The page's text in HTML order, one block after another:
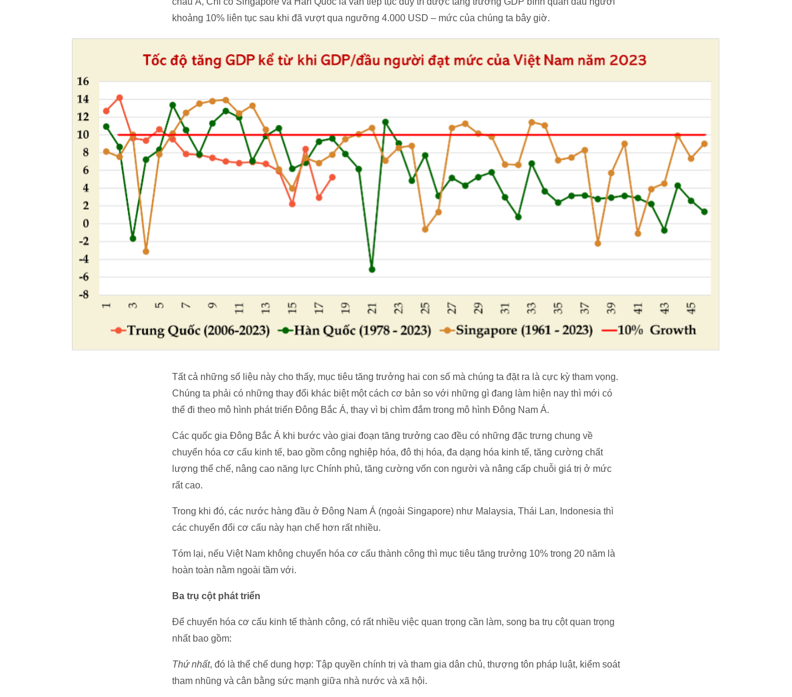
khoảng 10% liên tục sau khi đã vượt qua ngưỡng 4.000 USD – mức của chúng ta bây giờ.
Tất cả những số liệu này cho thấy, mục tiêu tăng trưởng hai con số mà chúng ta đặt ra là cực kỳ tham vọng.
Chúng ta phải có những thay đổi khác biệt một cách cơ bản so với những gì đang làm hiện nay thì mới có
thể đi theo mô hình phát triển Đông Bắc Á, thay vì bị chìm đắm trong mô hình Đông Nam Á.
Các quốc gia Đông Bắc Á khi bước vào giai đoạn tăng trưởng cao đều có những đặc trưng chung về
chuyển hóa cơ cấu kinh tế, bao gồm công nghiệp hóa, đô thị hóa, đa dạng hóa kinh tế, tăng cường chất
lượng thể chế, nâng cao năng lực Chính phủ, tăng cường vốn con người và nâng cấp chuỗi giá trị ở mức
rất cao.
Trong khi đó, các nước hàng đầu ở Đông Nam Á (ngoài Singapore) như Malaysia, Thái Lan, Indonesia thì
các chuyển đổi cơ cấu này hạn chế hơn rất nhiều.
Tóm lại, nếu Việt Nam không chuyển hóa cơ cấu thành công thì mục tiêu tăng trưởng 10% trong 20 năm là
hoàn toàn nằm ngoài tầm với.
Ba trụ cột phát triển
Để chuyển hóa cơ cấu kinh tế thành công, có rất nhiều việc quan trọng cần làm, song ba trụ cột quan trọng
nhất bao gồm:
Thứ nhất, đó là thể chế dung hợp: Tập quyền chính trị và tham gia dân chủ, thượng tôn pháp luật, kiểm soát
tham nhũng và cân bằng sức mạnh giữa nhà nước và xã hội.